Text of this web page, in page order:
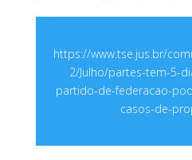
https://www.tse.jus.br/
2/Julho/partes-tem-5-
partido-de-federacao-
casos-de-